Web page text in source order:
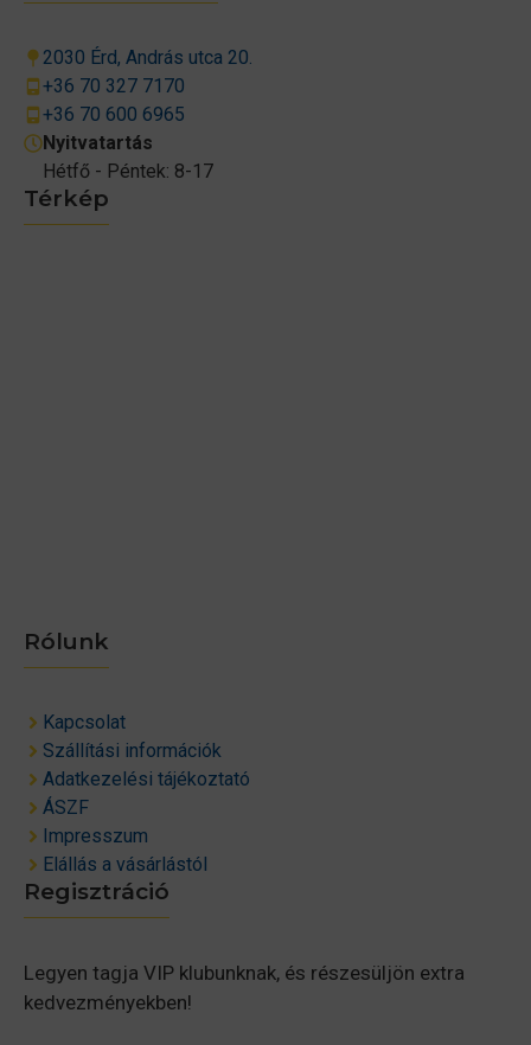
Térkép
Rólunk
Kapcsolat
Szállítási információk
Adatkezelési tájékoztató
ÁSZF
Impresszum
Elállás a vásárlástól
2030 Érd, András utca 20.
+36 70 327 7170
+36 70 600 6965
Nyitvatartás
Hétfő - Péntek: 8-17
Regisztráció
Legyen tagja VIP klubunknak, és részesüljön extra
kedvezményekben!